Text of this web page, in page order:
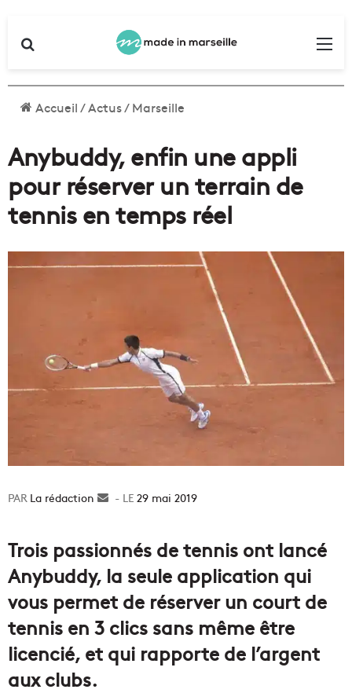
Accueil/Actus/Marseille
Anybuddy, enfin une appli
pour réserver un terrain de
tennis en temps réel
La rédaction
Envoyer29 mai 2019
Trois passionnés de tennis ont lancé
Anybuddy, la seule application qui
vous permet de réserver un court de
tennis en 3 clics sans même être
licencié, et qui rapporte de l’argent
aux clubs.